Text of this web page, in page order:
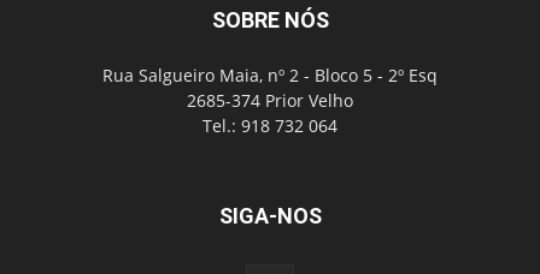
SOBRE NÓS
Rua Salgueiro Maia, nº 2 - Bloco 5 - 2º Esq
2685-374 Prior Velho
Tel.: 918 732 064
SIGA-NOS